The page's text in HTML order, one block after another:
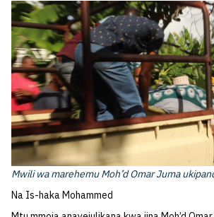
Mwili wa marehemu Moh’d Omar Juma
Na Is-haka Mohammed